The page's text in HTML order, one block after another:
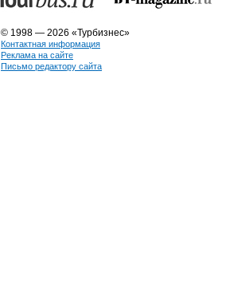
© 1998 — 2026 «Турбизнес»
Контактная информация
Реклама на сайте
Письмо редактору сайта